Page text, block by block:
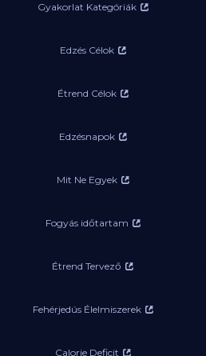
Gyakorlat Kategóriák
Edzés Célok
Étrend Célok
Edzésnapok
Mit Ne Egyek
Fogyás időtartam
Étrend Tervező
Fehérjedús Élelmiszerek
Calorie Deficit